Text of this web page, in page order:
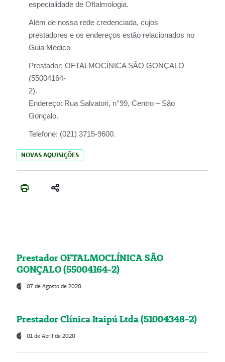
especialidade de Oftalmologia.
Além de nossa rede credenciada, cujos
prestadores e os endereços estão relacionados no
Guia Médico
Prestador: OFTALMOCÍNICA SÃO GONÇALO
(55004164-
2).
Endereço: Rua Salvatori, n°99, Centro – São
Gonçalo.
Telefone: (021) 3715-9600.
NOVAS AQUISIÇÕES
Prestador OFTALMOCLÍNICA SÃO
GONÇALO (55004164-2)
07 de Agosto de 2020
Prestador Clínica Itaipú Ltda (51004348-2)
01 de Abril de 2020